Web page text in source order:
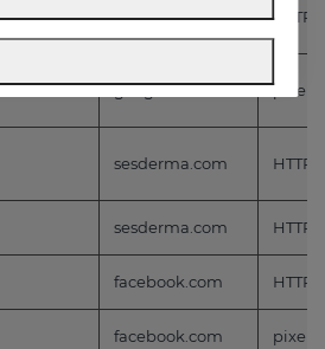
sesderma.com HTTP
google.com pixel
sesderma.com HTTP
sesderma.com HTTP
facebook.com HTTP
facebook.com pixel